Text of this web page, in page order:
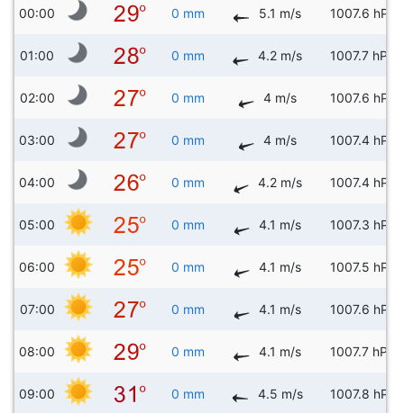
00:00 0 mm 5.1 m/s 1007.6 hPa
01:00 0 mm 4.2 m/s 1007.7 hPa
02:00 0 mm 4 m/s 1007.6 hPa
03:00 0 mm 4 m/s 1007.4 hPa
04:00 0 mm 4.2 m/s 1007.4 hPa
05:00 0 mm 4.1 m/s 1007.3 hPa
06:00 0 mm 4.1 m/s 1007.5 hPa
07:00 0 mm 4.1 m/s 1007.6 hPa
08:00 0 mm 4.1 m/s 1007.7 hPa
09:00 0 mm 4.5 m/s 1007.8 hPa